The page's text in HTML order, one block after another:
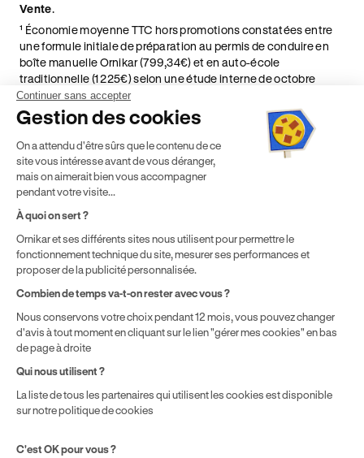
Vente.
¹ Économie moyenne TTC hors promotions constatées entre
une formule initiale de préparation au permis de conduire en
boîte manuelle Ornikar (799,34€) et en auto-école
traditionnelle (1 225€) selon une étude interne de octobre
2024. Étude menée sur le marché des auto-écoles situées en
France métropolitaine & en outre-mer.
² Le prix de référence auquel est appliqué cette réduction
dépend de la zone géographique dans laquelle vous souhaitez
effectuer vos heures de conduite conformément à l'Article 6
de nos Conditions Générales de Vente
⁵ Montant du financement CPF variable selon les droits acquis
par chaque bénéficiaire. Exemple donné pour un titulaire
solde disponible sur le Compte Personnel de Formation et du
prix de la formation choisie.
Continuer sans accepter
Gestion des cookies
On a attendu d'être sûrs que le contenu de ce
site vous intéresse avant de vous déranger,
mais on aimerait bien vous accompagner
pendant votre visite...
À quoi on sert ?
Ornikar et ses différents sites nous utilisent pour permettre le
fonctionnement technique du site, mesurer ses performances et
proposer de la publicité personnalisée.
Combien de temps va-t-on rester avec vous ?
Nous conservons votre choix pendant 12 mois, vous pouvez changer
d'avis à tout moment en cliquant sur le lien "gérer mes cookies" en bas
de page à droite
Qui nous utilisent ?
La liste de tous les partenaires qui utilisent les cookies est disponible
sur notre politique de cookies
C'est OK pour vous ?